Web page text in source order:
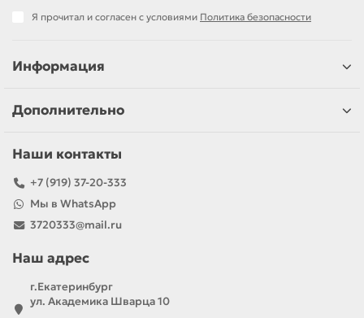
Я прочитал и согласен с условиями Политика безопасности
Информация
Дополнительно
Наши контакты
+7 (919) 37-20-333
Мы в WhatsApp
3720333@mail.ru
Наш адрес
г.Екатеринбург
ул. Академика Шварца 10